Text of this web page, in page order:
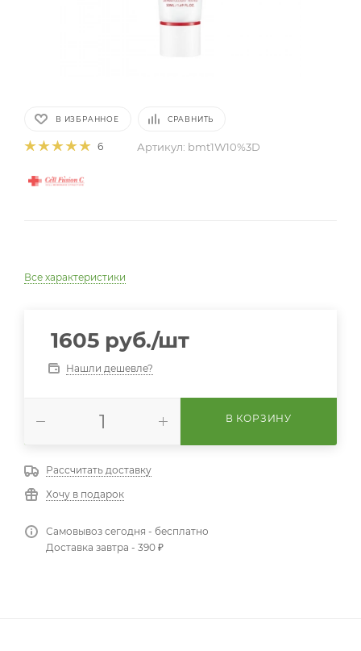
В ИЗБРАННОЕ СРАВНИТЬ
6 Артикул: bmt1W10%3D
Все характеристики
1605 руб./шт
Нашли дешевле?
В КОРЗИНУ
Рассчитать доставку
Хочу в подарок
Самовывоз сегодня - бесплатно
Доставка завтра - 390 ₽